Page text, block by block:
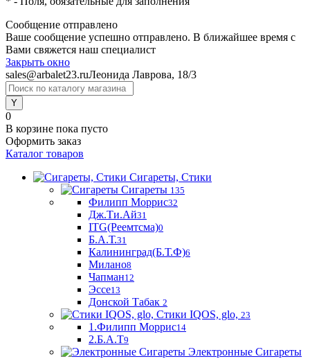
Сообщение отправлено
Ваше сообщение успешно отправлено. В ближайшее время с
Вами свяжется наш специалист
Закрыть окно
sales@arbalet23.ruЛеонида Лаврова, 18/3
0
В корзине пока пусто
Оформить заказ
Каталог товаров
Сигареты, Стики
Сигареты 135
Филипп Моррис32
Дж.Ти.Ай31
ITG(Реемтсма)0
Б.А.Т.31
Калининград(Б.Т.Ф)6
Милано8
Чапман12
Эссе13
Донской Табак 2
Стики IQOS, glo, 23
1.Филипп Моррис14
2.Б.А.Т9
Электронные Сигареты